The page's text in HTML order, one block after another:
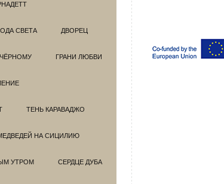
СВЕТА ДВОРЕЦ
ГРАНИ ЛЮБВИ
ТЕНЬ КАРАВАДЖО
НА СИЦИЛИЮ
УТРОМ СЕРДЦЕ ДУБА